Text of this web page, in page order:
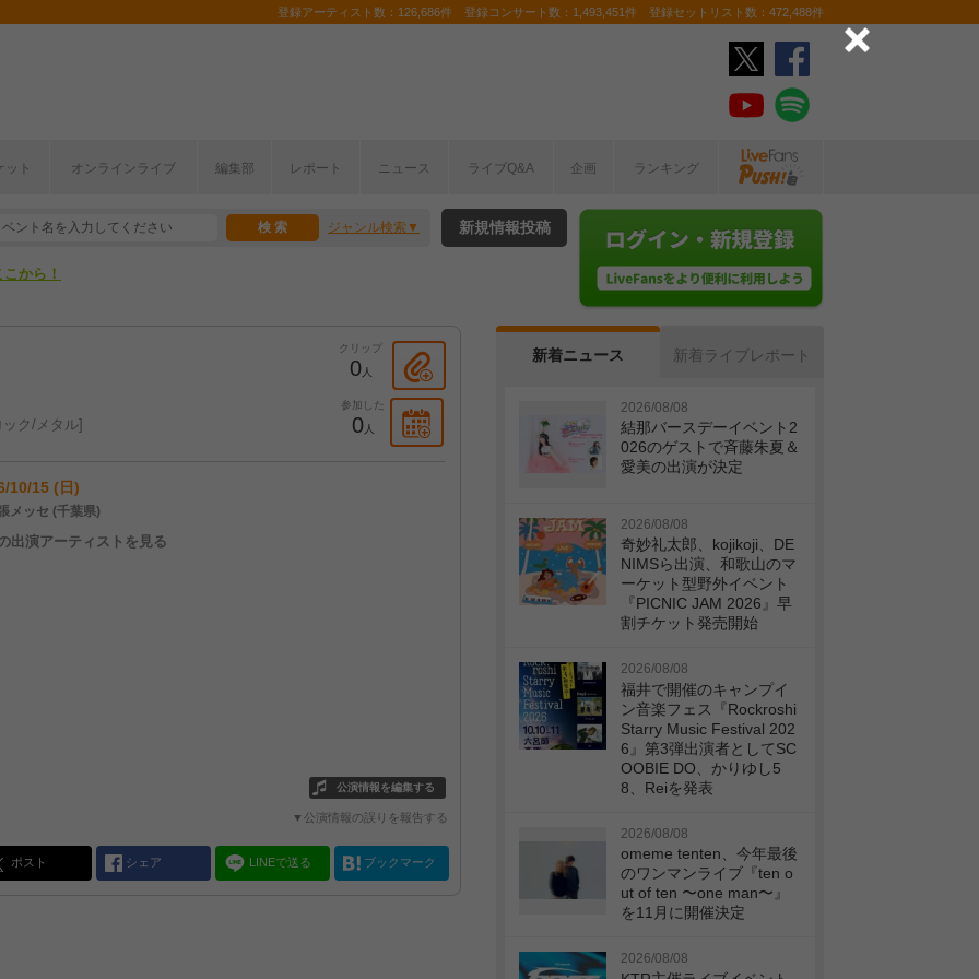
登録アーティスト数：126,686件 登録コンサート数：1,493,451件 登録セットリスト数：472,488件
ット オンラインライブ 編集部 レポート ニュース ライブQ&A 企画 ランキング
ジャンル検索
半期編発表！
から！
新規情報投稿
クリップ
0人
参加した
0人
ク/メタル
10/15 (日)
メッセ (千葉県)
出演アーティストを見る
公演情報を編集する
▼公演情報の誤りを報告する
ポスト シェア LINEで送る ブックマーク
新着ニュース 新着ライブレポート
2026/08/08
結那バースデーイベント2
026のゲストで斉藤朱夏＆
愛美の出演が決定
2026/08/08
奇妙礼太郎、kojikoji、DE
NIMSら出演、和歌山のマ
ーケット型野外イベント
『PICNIC JAM 2026』早
割チケット発売開始
2026/08/08
福井で開催のキャンプイ
ン音楽フェス『Rockroshi
Starry Music Festival 202
6』第3弾出演者としてSC
OOBIE DO、かりゆし5
8、Reiを発表
2026/08/08
omeme tenten、今年最後
のワンマンライブ『ten o
ut of ten 〜one man〜』
を11月に開催決定
2026/08/08